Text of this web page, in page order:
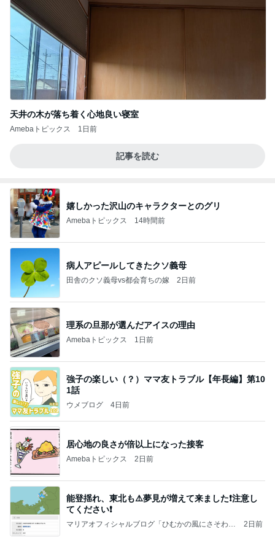
天井の木が落ち着く心地良い寝室
Amebaトピックス 1日前
記事を読む
嬉しかった沢山のキャラクターとのグリ
Amebaトピックス 14時間前
病人アピールしてきたクソ義母
田舎のクソ義母vs都会育ちの嫁 2日前
理系の旦那が選んだアイスの理由
Amebaトピックス 1日前
強子の楽しい（？）ママ友トラブル【年長編】第10
1話
ウメブログ 4日前
居心地の良さが倍以上になった接客
Amebaトピックス 2日前
能登揺れ、東北も⚠️夢見が増えて来ました❗️注意し
てください❗️
マリアオフィシャルブログ「ひむかの風にさそわれ
2日前